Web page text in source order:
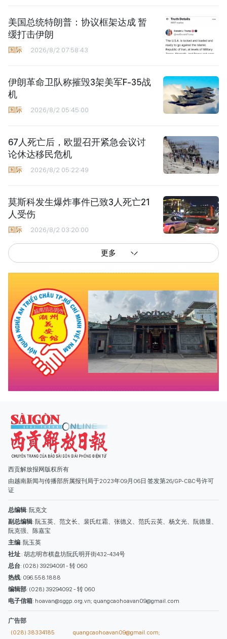
美国总统特朗普：协议框架达成 暂
缓打击伊朗
国际 2026/8/2 07:58:43
伊朗革命卫队称摧毁3架美军F-35战
机
国际 2026/8/2 05:45:00
67人死亡后，欧盟召开紧急会议讨
论休达移民危机
国际 2026/8/2 05:22:49
莫斯科发生爆炸事件已致3人死亡21
人受伤
国际 2026/8/2 03:20:00
更多
西贡解放报网版权所有
由越南新闻与传播部所属报刊局于2023年09月06日 签发第26/GP-CBC号许可
证
总编辑: 阮克文
副总编辑: 阮玉英、范文长、裴氏红霜、张德义、范氏云英、杨文光、阮德显、
阮克强、陈嘉宝
主编: 阮玉英
社址 : 胡志明市棋盘坊阮氏明开街432-434号
总台: (028) 39294091 - 转 060
热线: 096.558.1888
编辑部: (028) 39294092 - 转 060
电子信箱: hoavan@sggp.org.vn; quangcaohoavan09@gmail.com
广告部
(028) 38334185
quangcaohoavan09@gmail.com;